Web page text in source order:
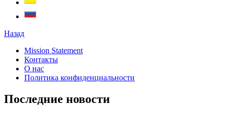
Назад
Mission Statement
Контакты
О нас
Политика конфиденциальности
Последние новости